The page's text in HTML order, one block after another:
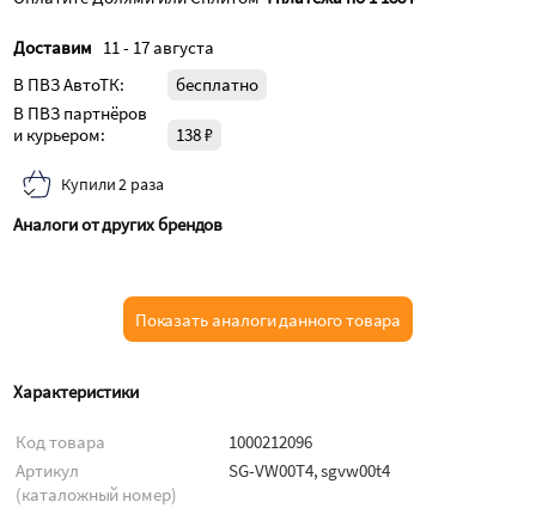
Доставим 11 - 17 августа
В ПВЗ АвтоТК:
бесплатно
В ПВЗ партнёров
и курьером:
138 ₽
Купили 2 раза
Аналоги от других брендов
Показать аналоги данного товара
Характеристики
Код товара
1000212096
Артикул
(каталожный номер)
SG-VW00T4, sgvw00t4